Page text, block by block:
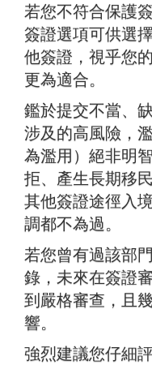
若您不符合保護
簽證選項可供選
他簽證，視乎您
更為適合。
鑑於提交不當、
涉及的高風險，
為濫用）絕非明
拒、產生長期移
其他簽證途徑入
調都不為過。
若您曾有過該部
錄，未來在簽證
到嚴格審查，且
響。
強烈建議您仔細